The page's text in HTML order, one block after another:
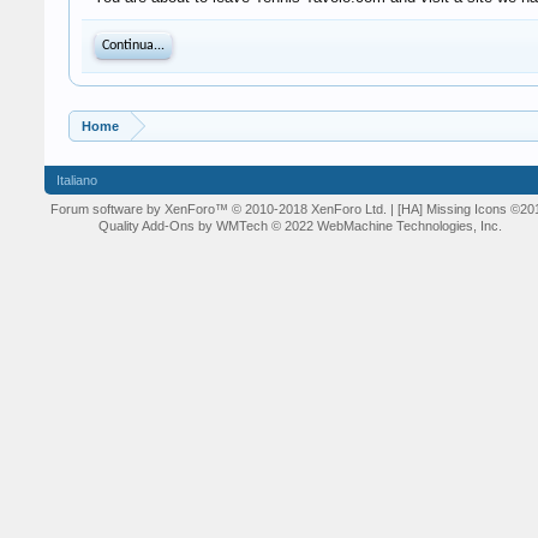
Continua...
Home
Italiano
Forum software by XenForo™ © 2010-2018 XenForo Ltd. | [HA] Missing Icons
Quality Add-Ons by WMTech © 2022 WebMachine Technologies, Inc.